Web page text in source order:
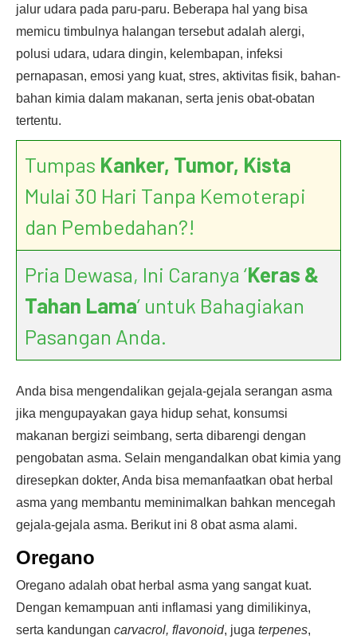
jalur udara pada paru-paru. Beberapa hal yang bisa
memicu timbulnya halangan tersebut adalah alergi,
polusi udara, udara dingin, kelembapan, infeksi
pernapasan, emosi yang kuat, stres, aktivitas fisik, bahan-
bahan kimia dalam makanan, serta jenis obat-obatan
tertentu.
Tumpas Kanker, Tumor, Kista
Mulai 30 Hari Tanpa Kemoterapi
dan Pembedahan?!
Pria Dewasa, Ini Caranya ‘Keras &
Tahan Lama’ untuk Bahagiakan
Pasangan Anda.
Anda bisa mengendalikan gejala-gejala serangan asma
jika mengupayakan gaya hidup sehat, konsumsi
makanan bergizi seimbang, serta dibarengi dengan
pengobatan asma. Selain mengandalkan obat kimia yang
diresepkan dokter, Anda bisa memanfaatkan obat herbal
asma yang membantu meminimalkan bahkan mencegah
gejala-gejala asma. Berikut ini 8 obat asma alami.
Oregano
Oregano adalah obat herbal asma yang sangat kuat.
Dengan kemampuan anti inflamasi yang dimilikinya,
serta kandungan carvacrol, flavonoid, juga terpenes,